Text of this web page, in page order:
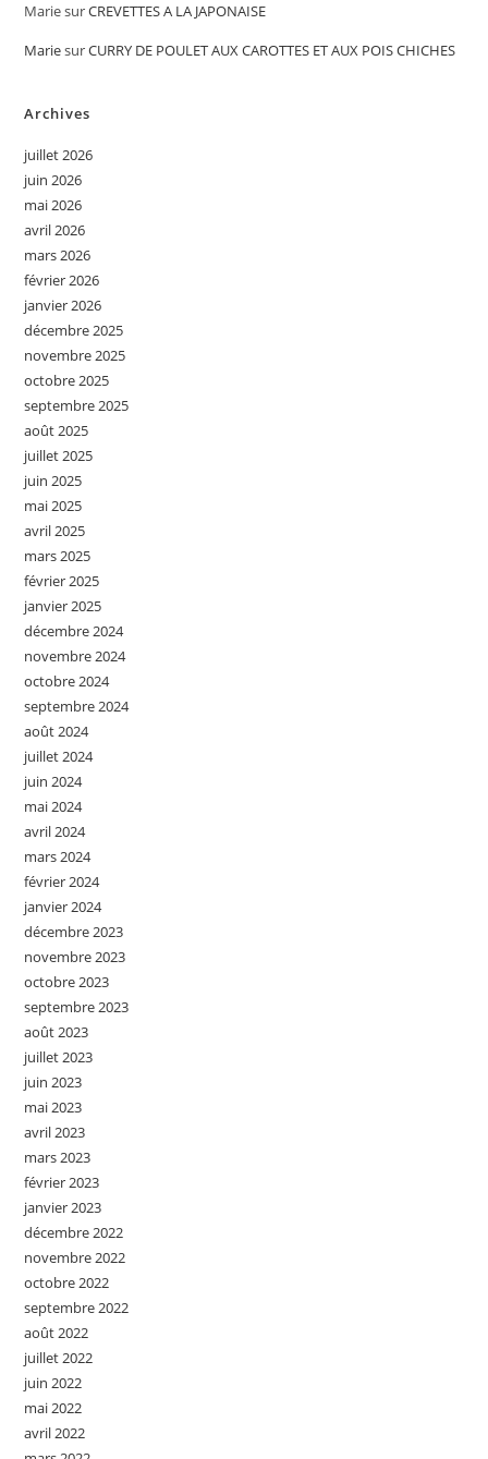
MariesurCREVETTES A LA JAPONAISE
MariesurCURRY DE POULET AUX CAROTTES ET AUX POIS CHICHES
Archives
juillet 2026
juin 2026
mai 2026
avril 2026
mars 2026
février 2026
janvier 2026
décembre 2025
novembre 2025
octobre 2025
septembre 2025
août 2025
juillet 2025
juin 2025
mai 2025
avril 2025
mars 2025
février 2025
janvier 2025
décembre 2024
novembre 2024
octobre 2024
septembre 2024
août 2024
juillet 2024
juin 2024
mai 2024
avril 2024
mars 2024
février 2024
janvier 2024
décembre 2023
novembre 2023
octobre 2023
septembre 2023
août 2023
juillet 2023
juin 2023
mai 2023
avril 2023
mars 2023
février 2023
janvier 2023
décembre 2022
novembre 2022
octobre 2022
septembre 2022
août 2022
juillet 2022
juin 2022
mai 2022
avril 2022